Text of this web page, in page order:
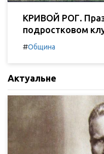
КРИВОЙ РОГ.
подростковом
#Община
Актуальне